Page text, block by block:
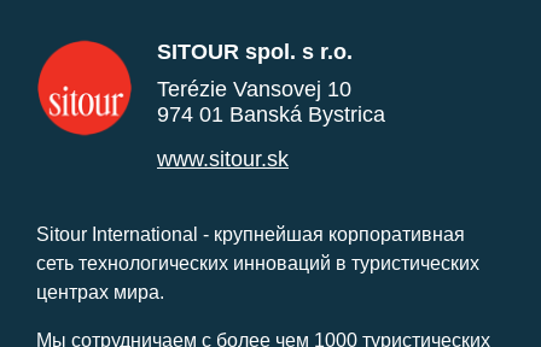
SITOUR spol. s r.o.
Terézie Vansovej 10
974 01 Banská Bystrica
www.sitour.sk
Sitour International - крупнейшая корпоративная
сеть технологических инноваций в туристических
центрах мира.
Мы сотрудничаем с более чем 1000 туристических